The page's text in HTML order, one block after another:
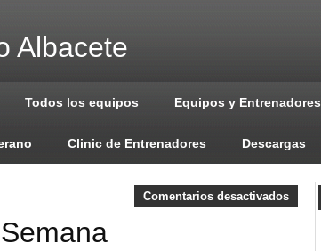
Albacete
Todos los equipos Equipos y Entrenadores
Clinic de Entrenadores Descargas
Comentarios desactivados